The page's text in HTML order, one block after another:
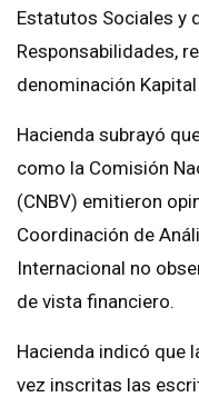
Estatutos Sociales y
Responsabilidades,
denominación Kapital
Hacienda subrayó
como la Comisión
(CNBV) emitieron
Coordinación de
Internacional no
de vista financiero.
Hacienda indicó que
vez inscritas las